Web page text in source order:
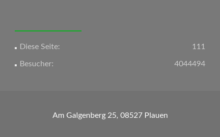
111
Diese Seite:
4044494
Besucher:
Am Galgenberg 25, 08527 Plauen